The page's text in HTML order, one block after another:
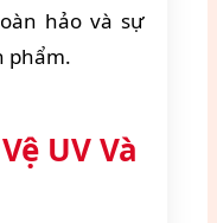
hảo và sự
phẩm.
UV Và